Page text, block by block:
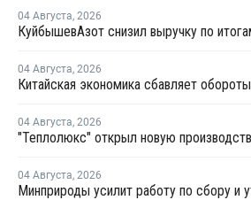
04 Августа, 2026
04 Августа, 2026
Китайская экономика сбавляет обороты
04 Августа, 2026
04 Августа, 2026